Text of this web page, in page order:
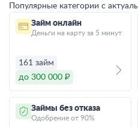
Популярные категории с
Займ онлайн
Деньги на карту за 5 минут
161 займ
до 300 000 ₽
Займы без отказа
Одобрение от 90%